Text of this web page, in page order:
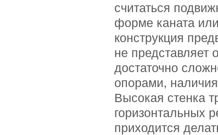
считаться
форме каната
конструкция
не представляет
достаточно
опорами,
Высокая стенка
горизонтальных
приходится